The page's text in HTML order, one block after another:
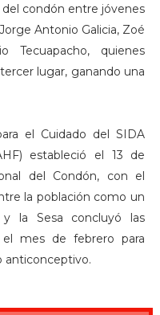
condón entre jóvenes
Antonio Galicia, Zoé
Tecuapacho, quienes
lugar, ganando una
el Cuidado del SIDA
estableció el 13 de
del Condón, con el
la población como un
la Sesa concluyó las
mes de febrero para
anticonceptivo.